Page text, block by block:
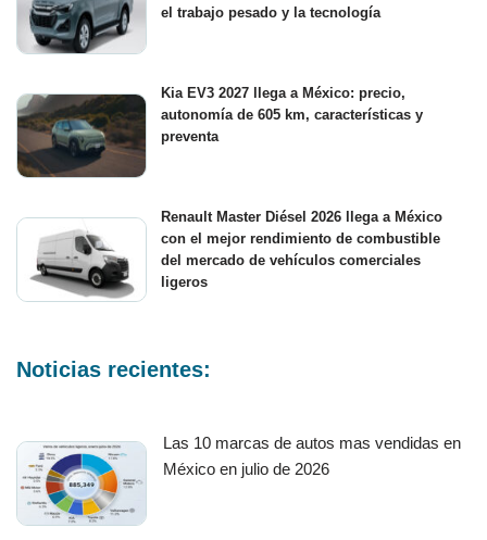
el trabajo pesado y la tecnología
Kia EV3 2027 llega a México: precio,
autonomía de 605 km, características y
preventa
Renault Master Diésel 2026 llega a México
con el mejor rendimiento de combustible
del mercado de vehículos comerciales
ligeros
Noticias recientes:
Las 10 marcas de autos mas vendidas en
México en julio de 2026